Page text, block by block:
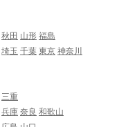
秋田 山形 福島
埼玉 千葉 東京 神奈川
三重
兵庫 奈良 和歌山